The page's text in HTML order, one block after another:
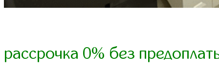
рассрочка 0% без